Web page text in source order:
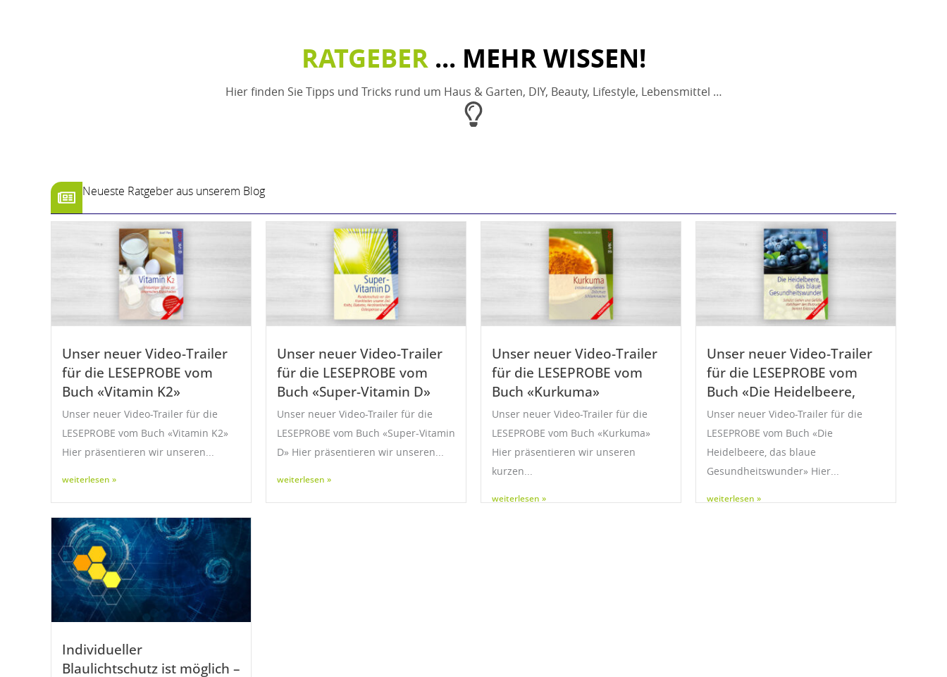
RATGEBER ... MEHR WISSEN!
Hier finden Sie Tipps und Tricks rund um Haus & Garten, DIY, Beauty, Lifestyle, Lebensmittel …
Neueste Ratgeber aus unserem Blog
Unser neuer Video-Trailer
für die LESEPROBE vom
Buch «Vitamin K2»
Unser neuer Video-Trailer für die
LESEPROBE vom Buch «Vitamin K2»
Hier präsentieren wir unseren...
weiterlesen »
Unser neuer Video-Trailer
für die LESEPROBE vom
Buch «Super-Vitamin D»
Unser neuer Video-Trailer für die
LESEPROBE vom Buch «Super-Vitamin
D» Hier präsentieren wir unseren...
weiterlesen »
Unser neuer Video-Trailer
für die LESEPROBE vom
Buch «Kurkuma»
Unser neuer Video-Trailer für die
LESEPROBE vom Buch «Kurkuma»
Hier präsentieren wir unseren
kurzen...
weiterlesen »
Unser neuer Video-Trailer
für die LESEPROBE vom
Buch «Die Heidelbeere,
Unser neuer Video-Trailer für die
LESEPROBE vom Buch «Die
Heidelbeere, das blaue
Gesundheitswunder» Hier...
weiterlesen »
Individueller
Blaulichtschutz ist möglich –